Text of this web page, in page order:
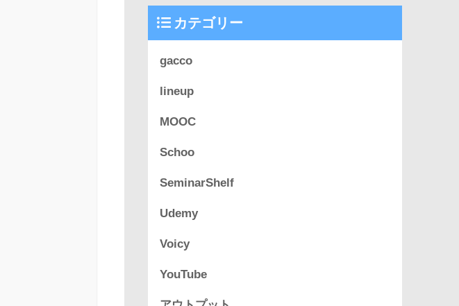
カテゴリー
gacco
lineup
MOOC
Schoo
SeminarShelf
Udemy
Voicy
YouTube